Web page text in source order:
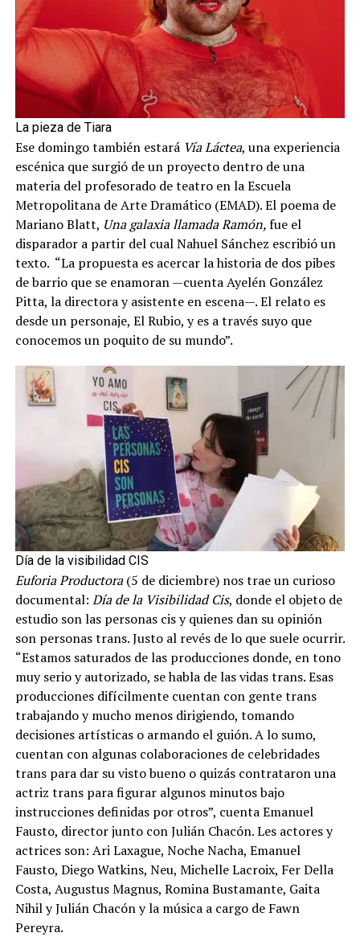
La pieza de Tiara
Ese domingo también estará Vía Láctea, una experiencia
escénica que surgió de un proyecto dentro de una
materia del profesorado de teatro en la Escuela
Metropolitana de Arte Dramático (EMAD). El poema de
Mariano Blatt, Una galaxia llamada Ramón,fue el
disparador a partir del cual Nahuel Sánchez escribió un
texto. “La propuesta es acercar la historia de dos pibes
de barrio que se enamoran —cuenta Ayelén González
Pitta, la directora y asistente en escena—. El relato es
desde un personaje, El Rubio, y es a través suyo que
conocemos un poquito de su mundo”.
Día de la visibilidad CIS
EuforiaProductora(5 de diciembre) nos trae un curioso
documental: Día de la Visibilidad Cis, donde el objeto de
estudio son las personas cis y quienes dan su opinión
son personas trans. Justo al revés de lo que suele ocurrir.
“Estamos saturados de las producciones donde, en tono
muy serio y autorizado, se habla de las vidas trans. Esas
producciones difícilmente cuentan con gente trans
trabajando y mucho menos dirigiendo, tomando
decisiones artísticas o armando el guión. A lo sumo,
cuentan con algunas colaboraciones de celebridades
trans para dar su visto bueno o quizás contrataron una
actriz trans para figurar algunos minutos bajo
instrucciones definidas por otros”, cuenta Emanuel
Fausto, director junto con Julián Chacón. Les actores y
actrices son: Ari Laxague, Noche Nacha, Emanuel
Fausto, Diego Watkins, Neu, Michelle Lacroix, Fer Della
Costa, Augustus Magnus, Romina Bustamante, Gaita
Nihil y Julián Chacón y la música a cargo de Fawn
Pereyra.